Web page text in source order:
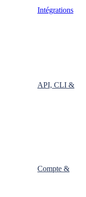
Intégrations
API, CLI &
Compte &